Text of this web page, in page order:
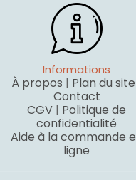
Informations
À propos | Plan du site
Contact
CGV | Politique de
confidentialité
Aide à la commande
ligne